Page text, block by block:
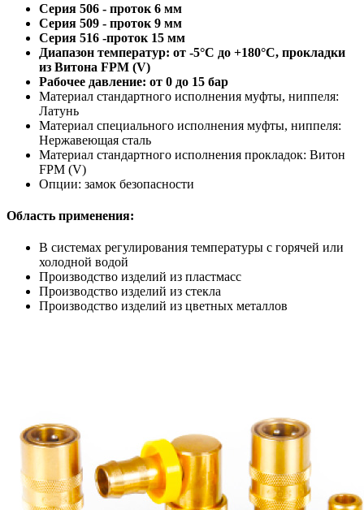
Серия 506 - проток 6 мм
Серия 509 - проток 9 мм
Серия 516 -проток 15 мм
Диапазон температур: от -5°C до +180°C, прокладки
из Витона FPM (V)
Рабочее давление: от 0 до 15 бар
Материал стандартного исполнения муфты, ниппеля:
Латунь
Материал специального исполнения муфты, ниппеля:
Нержавеющая сталь
Материал стандартного исполнения прокладок: Витон
FPM (V)
Опции: замок безопасности
Область применения:
В системах регулирования температуры с горячей или
холодной водой
Производство изделий из пластмасс
Производство изделий из стекла
Производство изделий из цветных металлов